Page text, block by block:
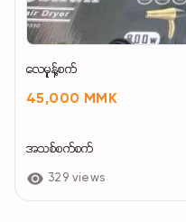
လေမူန့်စက်
45,000 MMK
အသစ်စက်စက်
329 views